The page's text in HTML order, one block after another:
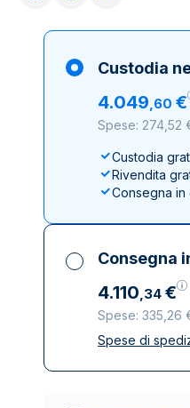
Custodia
4.049,60 €
Spese: 274,52
Custodia
Rivendita
Consegna in
Consegna
4.110,34 €
Spese: 335,26
Tutte le
Spese di